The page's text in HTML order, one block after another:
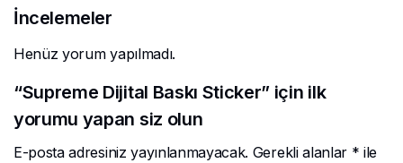
İncelemeler
Henüz yorum yapılmadı.
“Supreme Dijital Baskı Sticker” için ilk
yorumu yapan siz olun
E-posta adresiniz yayınlanmayacak. Gerekli alanlar * ile